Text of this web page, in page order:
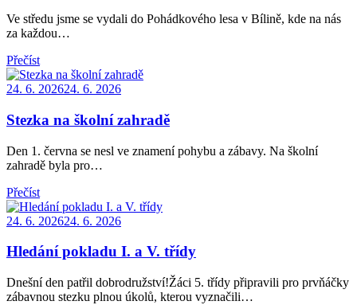
Ve středu jsme se vydali do Pohádkového lesa v Bílině, kde na nás
za každou…
Přečíst
Posted
24. 6. 202624. 6. 2026
Stezka na školní zahradě
Den 1. června se nesl ve znamení pohybu a zábavy. Na školní
zahradě byla pro…
Přečíst
Posted
24. 6. 202624. 6. 2026
Hledání pokladu I. a V. třídy
Dnešní den patřil dobrodružství!Žáci 5. třídy připravili pro prvňáčky
zábavnou stezku plnou úkolů, kterou vyznačili…